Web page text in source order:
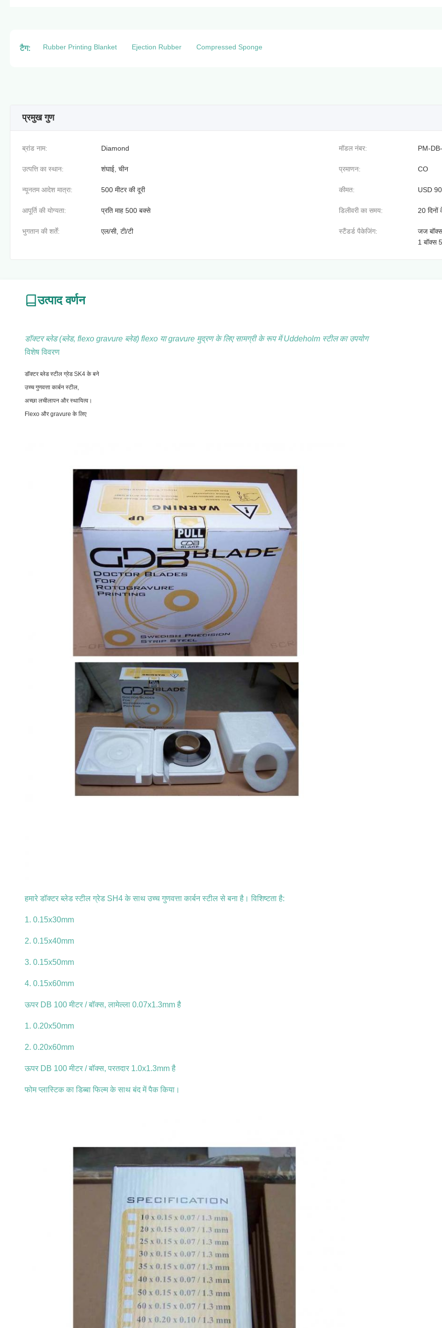
टैग: Rubber Printing Blanket Ejection Rubber Compressed Sponge
प्रमुख गुण
ब्रांड नाम: Diamond मॉडल नंबर: PM-
उत्पत्ति का स्थान: शंघाई, चीन प्रमाणन: CO
न्यूनतम आदेश मात्रा: 500 मीटर की दूरी कीमत: USD
आपूर्ति की योग्यता: प्रति माह 500 बक्से डिलीवरी का समय: 20 दिनों
भुगतान की शर्तें: एल/सी, टी/टी स्टैंडर्ड पैकेजिंग:
जज बॉक्स
1 बॉक्स
उत्पाद वर्णन
डॉक्टर ब्लेड (ब्लेड, flexo gravure ब्लेड) flexo या gravure मुद्रण के लिए सामग्री के रूप में Uddeholm स्टील का उपयोग
विशेष विवरण
डॉक्टर ब्लेड स्टील ग्रेड SK4 के बने
उच्च गुणवत्ता कार्बन स्टील,
अच्छा लचीलापन और स्थायित्व।
Flexo और gravure के लिए
हमारे डॉक्टर ब्लेड स्टील ग्रेड SH4 के साथ उच्च गुणवत्ता कार्बन स्टील से बना है। विशिष्टता है:
1. 0.15x30mm
2. 0.15x40mm
3. 0.15x50mm
4. 0.15x60mm
ऊपर DB 100 मीटर / बॉक्स, लामेल्ला 0.07x1.3mm है
1. 0.20x50mm
2. 0.20x60mm
ऊपर DB 100 मीटर / बॉक्स, परतदार 1.0x1.3mm है
फोम प्लास्टिक का डिब्बा फिल्म के साथ बंद में पैक किया।